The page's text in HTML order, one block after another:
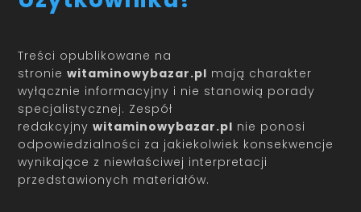
Treści opublikowane na
stroniewitaminowybazar.pl mają charakter
wyłącznie informacyjny i nie stanowią porady
specjalistycznej. Zespół
redakcyjnywitaminowybazar.pl nie ponosi
odpowiedzialności za jakiekolwiek konsekwencje
wynikające z niewłaściwej interpretacji
przedstawionych materiałów.